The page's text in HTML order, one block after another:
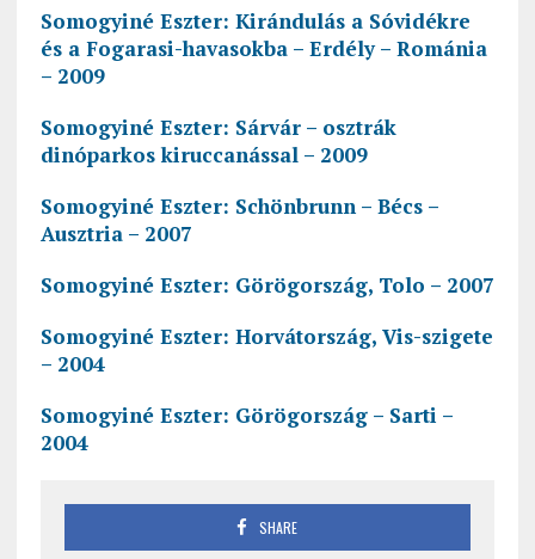
Somogyiné Eszter: Kirándulás a Sóvidékre
és a Fogarasi-havasokba – Erdély – Románia
– 2009
Somogyiné Eszter: Sárvár – osztrák
dinóparkos kiruccanással – 2009
Somogyiné Eszter: Schönbrunn – Bécs –
Ausztria – 2007
Somogyiné Eszter: Görögország, Tolo – 2007
Somogyiné Eszter: Horvátország, Vis-szigete
– 2004
Somogyiné Eszter: Görögország – Sarti –
2004
SHARE